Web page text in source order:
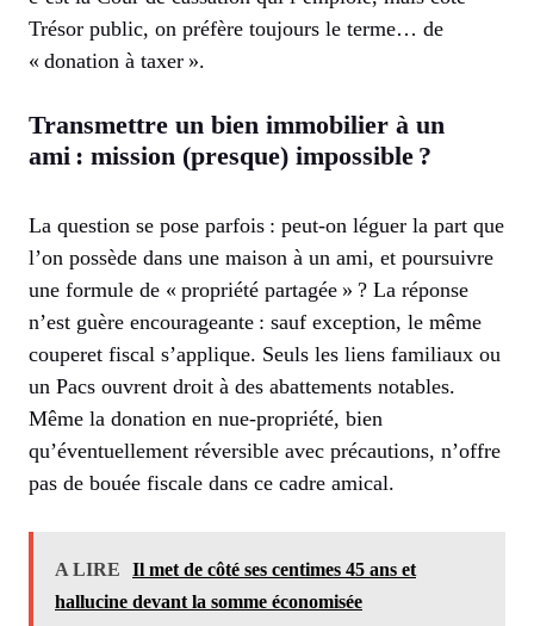
Trésor public, on préfère toujours le terme… de
« donation à taxer ».
Transmettre un bien immobilier à un
ami : mission (presque) impossible ?
La question se pose parfois : peut-on léguer la part que
l’on possède dans une maison à un ami, et poursuivre
une formule de « propriété partagée » ? La réponse
n’est guère encourageante : sauf exception, le même
couperet fiscal s’applique. Seuls les liens familiaux ou
un Pacs ouvrent droit à des abattements notables.
Même la donation en nue-propriété, bien
qu’éventuellement réversible avec précautions, n’offre
pas de bouée fiscale dans ce cadre amical.
A LIRE
Il met de côté ses centimes 45 ans et
hallucine devant la somme économisée